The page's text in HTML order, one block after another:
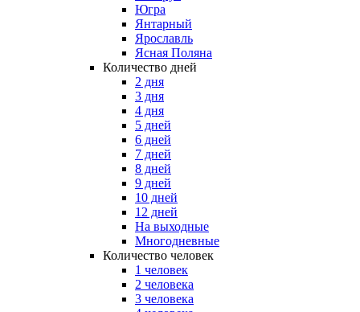
Югра
Янтарный
Ярославль
Ясная Поляна
Количество дней
2 дня
3 дня
4 дня
5 дней
6 дней
7 дней
8 дней
9 дней
10 дней
12 дней
На выходные
Многодневные
Количество человек
1 человек
2 человека
3 человека